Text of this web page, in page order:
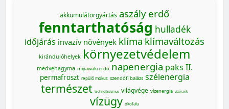
akkumulátorgyártás aszály erdő
fenntarthatóság hulladék
időjárás invazív növények klíma klímaváltozás
kirándulóhelyek környezetvédelem
medvehagyma miyawaki erdő napenergia paks II.
permafroszt repülő mókus szendőfi balázs szélenergia
természet technofasizmus világvége vízenergia vízőrzők
vízügy ökofalu